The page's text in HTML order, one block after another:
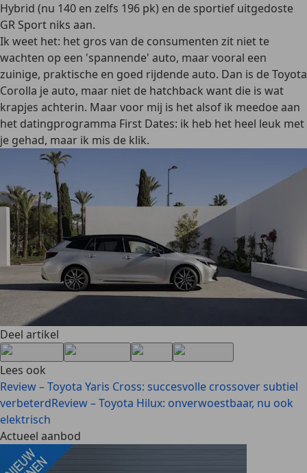
Hybrid (nu 140 en zelfs 196 pk) en de sportief uitgedoste
GR Sport niks aan.
Ik weet het: het gros van de consumenten zit niet te
wachten op een 'spannende' auto, maar vooral een
zuinige, praktische en goed rijdende auto. Dan is de Toyota
Corolla je auto, maar niet de hatchback want die is wat
krapjes achterin. Maar voor mij is het alsof ik meedoe aan
het datingprogramma First Dates: ik heb het heel leuk met
je gehad, maar ik mis de klik.
Deel artikel
Lees ook
Review – Toyota Yaris Cross: succesvolle crossover subtiel
verbeterdReview – Toyota Hilux: onverwoestbaar, nu ook
elektrisch
Actueel aanbod